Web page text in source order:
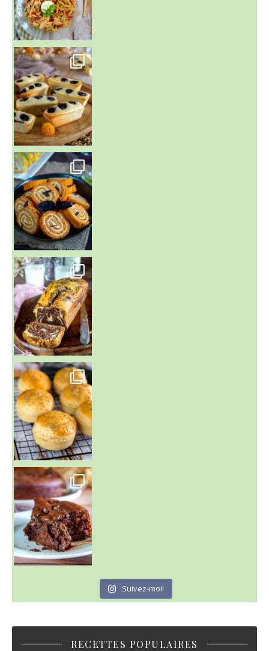
~ FINANCIERS MYRTILLES ET CITRON ~
Aujourd'hu
~ BUNS MAISON ~
Un peu de boulange par ici au
~ GÂTEAU FONDANT CHOCO NOISETTE ~
C'est lundi
Suivez-moi!
RECETTES POPULAIRES